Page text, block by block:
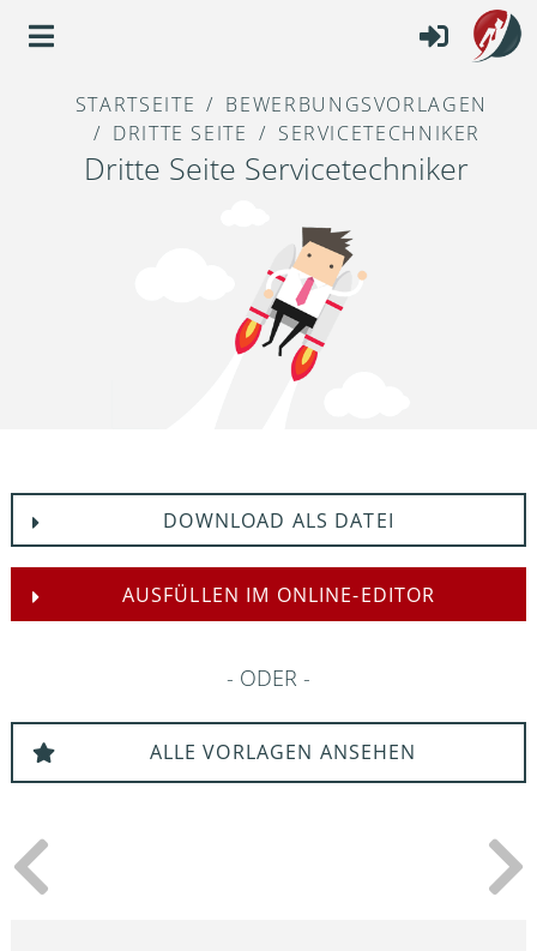
STARTSEITE
BEWERBUNGSVORLAGEN
DRITTE SEITE
SERVICETECHNIKER
Dritte Seite Servicetechniker
DOWNLOAD ALS DATEI
AUSFÜLLEN IM ONLINE-EDITOR
ODER
ALLE VORLAGEN ANSEHEN